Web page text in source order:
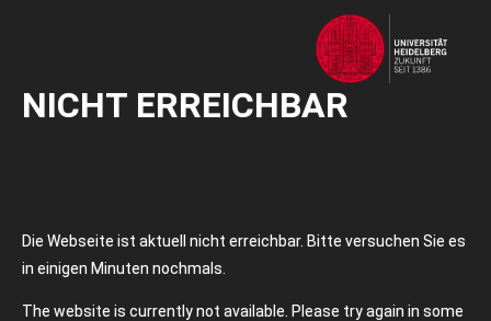
NICHT ERREICHBAR
Die Webseite ist aktuell nicht erreichbar. Bitte versuchen Sie es
in einigen Minuten nochmals.
The website is currently not available. Please try again in some